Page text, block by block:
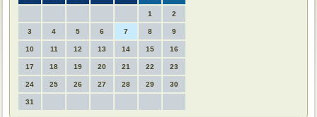
1 2
3 4 5 6 7 8 9
10 11 12 13 14 15 16
17 18 19 20 21 22 23
24 25 26 27 28 29 30
31